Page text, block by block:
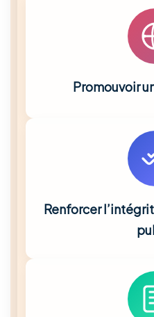
Promouvoir
Renforcer